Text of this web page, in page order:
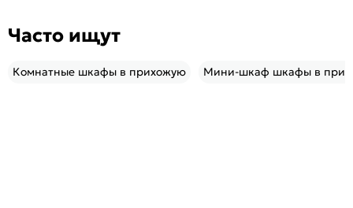
Часто ищут
Комнатные шкафы в прихожую Мини-шкаф шкафы в